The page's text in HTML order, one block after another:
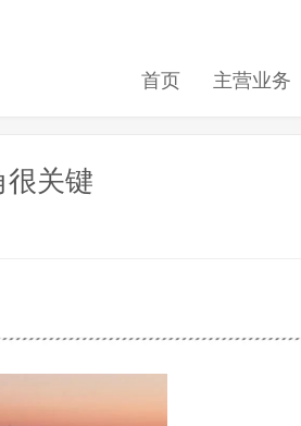
首页 主营业务
很关键